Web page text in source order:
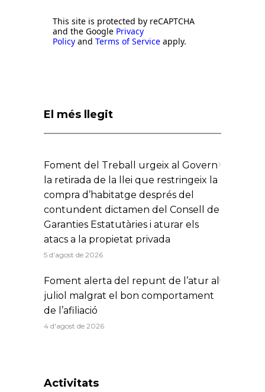
This site is protected by reCAPTCHA
and the Google Privacy
Policy and Terms of Service apply.
El més llegit
Foment del Treball urgeix al Govern
la retirada de la llei que restringeix la
compra d’habitatge després del
contundent dictamen del Consell de
Garanties Estatutàries i aturar els
atacs a la propietat privada
5 d'agost de 2026
Foment alerta del repunt de l’atur al
juliol malgrat el bon comportament
de l’afiliació
4 d'agost de 2026
Activitats